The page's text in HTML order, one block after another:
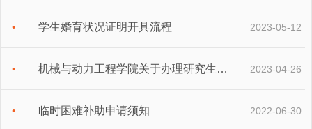
学生婚育状况证明开具流程 2023-05-12
机械与动力工程学院关于办理研究生在读证明的流程 2023-04-26
临时困难补助申请须知 2022-06-30